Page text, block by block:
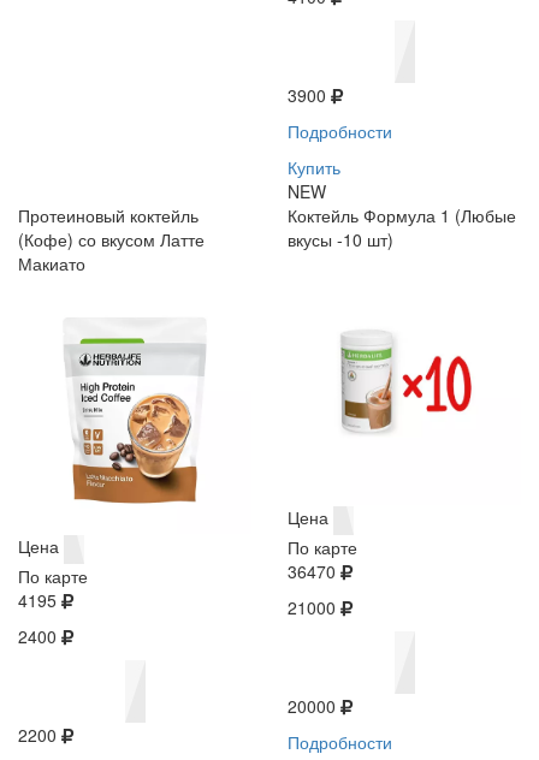
3900
Подробности
Купить
NEW
Протеиновый коктейль
(Кофе) со вкусом Латте
Макиато
Цена
По карте
4195
2400
2200
Коктейль Формула 1 (Любые
вкусы -10 шт)
Цена
По карте
36470
21000
20000
Подробности